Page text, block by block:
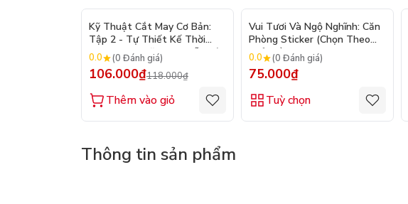
- 10%
Kỹ Thuật Cắt May Cơ Bản:
Tập 2 - Tự Thiết Kế Thời
Trang Nam Nữ - Tạo Mẫu Rập
- Kỹ Thuật Nhảy Size
0.0 (0 Đánh giá)
106.000₫118.000₫
Thêm vào giỏ
Vui Tươi Và Ngộ Nghĩnh: Căn
Phòng Sticker (Chọn Theo
Chủ Đề) - Hơn 250 Sticker
0.0 (0 Đánh giá)
75.000₫
Tuỳ chọn
Thông tin sản phẩm